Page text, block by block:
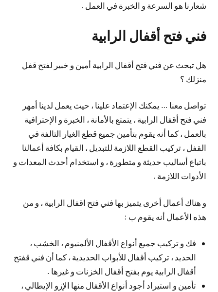
شعارنا هو السرعة و الخبرة في العمل .
فني فتح أقفال الرابية
هل تبحث عن فني فتح أقفال الرابية أمين و خبير لفتح قفل
منزلك ؟
تواصل معنا … يمكنك الإعتماد علينا ، حيث يعمل لدينا أمهر
فني فتح أقفال الرابية ، يتمتع بالأمانة ، الخبرة و الإحترافية
بالعمل ، كما أنه يقوم بتأمين جميع قطع الغيار التالفة في
القفل ، تركيب القطع اللازمة للتبديل ، القيام بكافة أعمالنا
باتباع أساليب حديثة و متطورة ، و استخدام أحدث المعدات و
الأدوات اللازمة .
و هناك أعمال أخرى يتميز بها فني فتح اقفال الرابية ، و من
هذه الأعمال أنه يقوم ب :
فك و تركيب جميع أنواع الأقفال الألمنيوم ، الخشب ،
الحديد ، تركيب أقفال للأبواب الحديدية ، كما أن فني قفتح
أقفال الرابية يوم بفتح أقفال الخزنات و غيرها .
تأمين و استيراد أجود أنواع الأقفال منها الإزو الإيطالي ،